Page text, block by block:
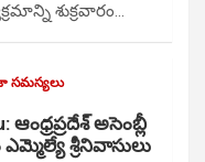
శుక్రవారం…
సమస్యలు
ఆంధ్రప్రదేశ్ అసెంబ్లీ
శ్రీనివాసులు